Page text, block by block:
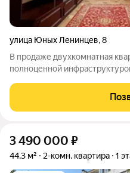
улица Юных Ленинцев,8
В продаже двухкомнатная
полноценной
хорошим озеленением, есть
хоккейная коробка.
3 490 000 ₽
44,3 м² 2-комн. квартира 1